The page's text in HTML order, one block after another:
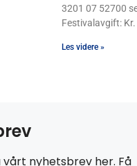
3201 07 52700
Festivalavgift: Kr.
Les videre »
vårt nyhetsbrev her. Få